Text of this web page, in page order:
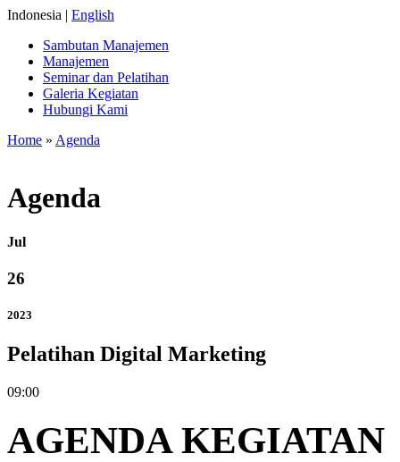
Indonesia | English
Sambutan Manajemen
Manajemen
Seminar dan Pelatihan
Galeria Kegiatan
Hubungi Kami
Home » Agenda
Agenda
Jul
26
2023
Pelatihan Digital Marketing
09:00
AGENDA KEGIATAN